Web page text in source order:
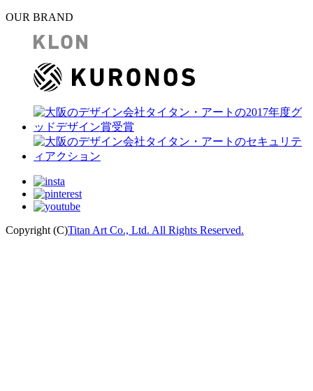
OUR BRAND
Copyright (C)Titan Art Co., Ltd. All Rights Reserved.